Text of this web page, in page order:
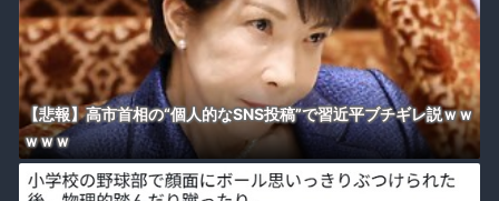
【悲報】高市首相の“個人的なSNS投稿”で習近平ブチギレ説ｗｗ
ｗｗｗ